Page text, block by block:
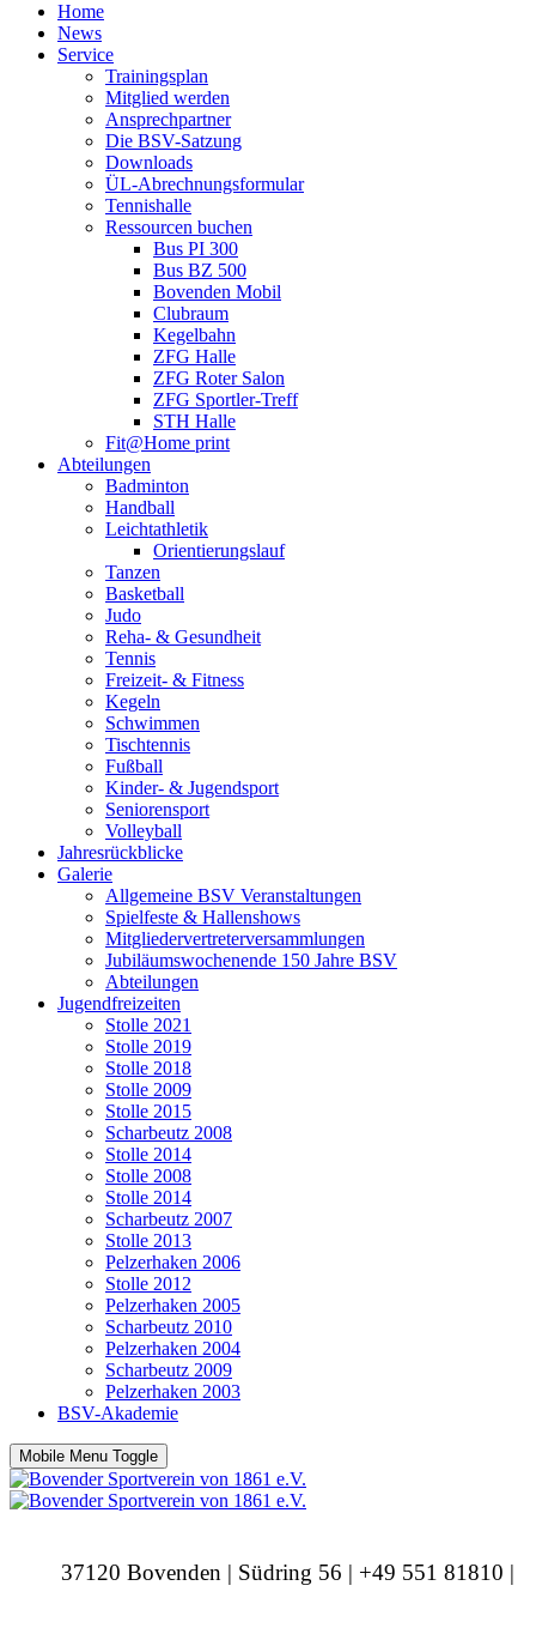
Home
News
Service
Trainingsplan
Mitglied werden
Ansprechpartner
Die BSV-Satzung
Downloads
ÜL-Abrechnungsformular
Tennishalle
Ressourcen buchen
Bus PI 300
Bus BZ 500
Bovenden Mobil
Clubraum
Kegelbahn
ZFG Halle
ZFG Roter Salon
ZFG Sportler-Treff
STH Halle
Fit@Home print
Abteilungen
Badminton
Handball
Leichtathletik
Orientierungslauf
Tanzen
Basketball
Judo
Reha- & Gesundheit
Tennis
Freizeit- & Fitness
Kegeln
Schwimmen
Tischtennis
Fußball
Kinder- & Jugendsport
Seniorensport
Volleyball
Jahresrückblicke
Galerie
Allgemeine BSV Veranstaltungen
Spielfeste & Hallenshows
Mitgliedervertreterversammlungen
Jubiläumswochenende 150 Jahre BSV
Abteilungen
Jugendfreizeiten
Stolle 2021
Stolle 2019
Stolle 2018
Stolle 2009
Stolle 2015
Scharbeutz 2008
Stolle 2014
Stolle 2008
Stolle 2014
Scharbeutz 2007
Stolle 2013
Pelzerhaken 2006
Stolle 2012
Pelzerhaken 2005
Scharbeutz 2010
Pelzerhaken 2004
Scharbeutz 2009
Pelzerhaken 2003
BSV-Akademie
Mobile Menu Toggle
37120 Bovenden | Südring 56 | +49 551 81810 |